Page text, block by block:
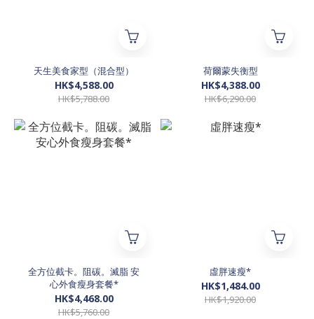
天生美食家型（混合型）
HK$4,588.00
HK$5,788.00
荷爾蒙失衡型
HK$4,388.00
HK$6,290.00
全方位截卡。阻碳。滅脂 安
心外食瘦身套餐*
HK$4,468.00
HK$5,760.00
虛胖速瘦*
HK$1,484.00
HK$1,920.00